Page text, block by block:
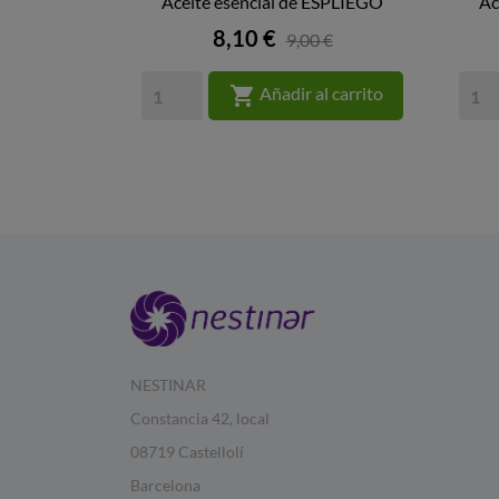
 VISTA RÁPIDA
Precio
8,10 € 9,00 €
 Añadir al carrito
NESTINAR
Constancia 42, local
08719 Castellolí
Barcelona